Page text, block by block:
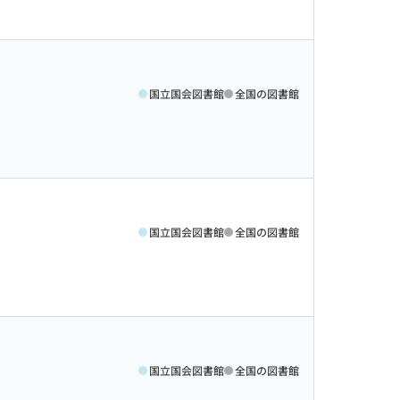
国立国会図書館 全国の図書館
国立国会図書館 全国の図書館
国立国会図書館 全国の図書館